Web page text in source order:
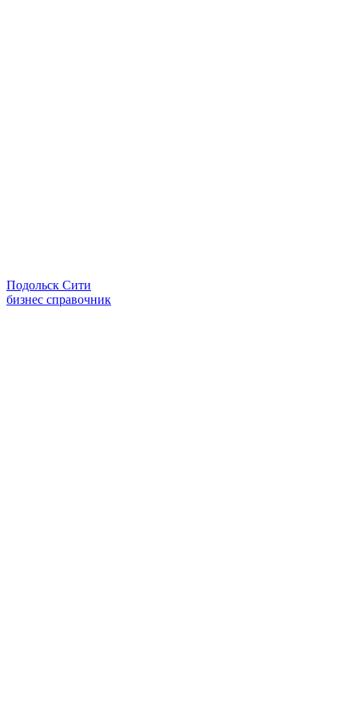
Подольск Сити
бизнес справочник